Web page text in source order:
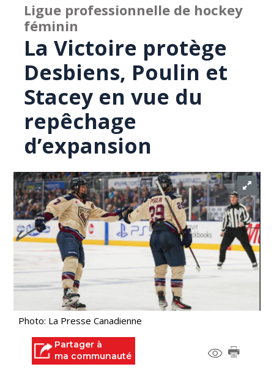
Ligue professionnelle de hockey
féminin
La Victoire protège
Desbiens, Poulin et
Stacey en vue du
repêchage
d’expansion
Photo: La Presse Canadienne
Partager à
ma communauté